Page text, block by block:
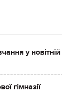
у новітній
гімназії